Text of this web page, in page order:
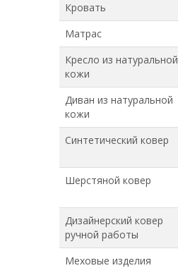
Кровать
Матрас
Кресло из натуральной
кожи
Диван из натуральной
кожи
Синтетический ковер
Шерстяной ковер
Дизайнерский ковер
ручной работы
Меховые изделия